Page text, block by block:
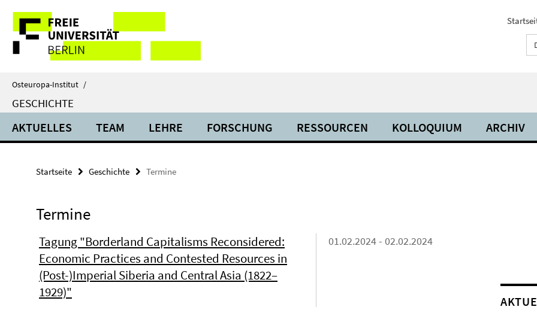
direkt
Inhalt
Service-
Navigation
Osteuropa-Institut /
GESCHICHTE
AKTUELLES TEAM LEHRE FORSCHUNG RESSOURCEN KOLLOQUIUM ARCHIV
Startseite Geschichte Termine
Termine
Tagung "Borderland Capitalisms Reconsidered:
Economic Practices and Contested Resources in
(Post-)Imperial Siberia and Central Asia (1822–
1929)"
01.02.2024 - 02.02.2024